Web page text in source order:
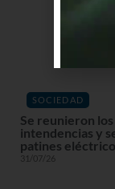
SOCIEDAD
Se reunieron
intendencias y
patines
31/07/26